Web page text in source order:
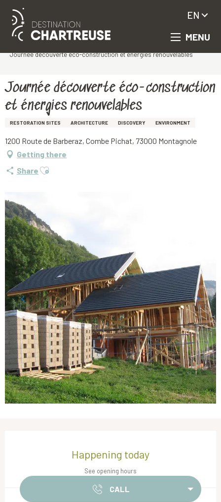
Aller
MENU
EN
Journée découverte éco-construction et énergies renouvelables
Journée découverte éco-construction
et énergies renouvelables
RESTORATION SITES ARCHITECTURE DISCOVERY ENVIRONMENT
1200 Route de Barberaz, Combe Pichat, 73000 Montagnole
Getting there
Share Ajouter aux favoris
Happening today
See opening hours
CALL